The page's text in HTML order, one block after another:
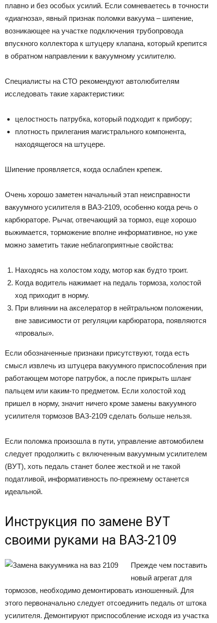
плавно и без особых усилий. Если сомневаетесь в точности
«диагноза», явный признак поломки вакуума – шипение,
возникающее на участке подключения трубопровода
впускного коллектора к штуцеру клапана, который крепится
в обратном направлении к вакуумному усилителю.
Специалисты на СТО рекомендуют автолюбителям
исследовать такие характеристики:
целостность патрубка, который подходит к прибору;
плотность прилегания магистрального компонента,
находящегося на штуцере.
Шипение проявляется, когда ослаблен крепеж.
Очень хорошо заметен начальный этап неисправности
вакуумного усилителя в ВАЗ-2109, особенно когда речь о
карбюраторе. Рычаг, отвечающий за тормоз, еще хорошо
выжимается, торможение вполне информативное, но уже
можно заметить такие неблагоприятные свойства:
Находясь на холостом ходу, мотор как будто троит.
Когда водитель нажимает на педаль тормоза, холостой
ход приходит в норму.
При влиянии на акселератор в нейтральном положении,
вне зависимости от регуляции карбюратора, появляются
«провалы».
Если обозначенные признаки присутствуют, тогда есть
смысл извлечь из штуцера вакуумного приспособления при
работающем моторе патрубок, а после прикрыть шланг
пальцем или каким-то предметом. Если холостой ход
пришел в норму, значит ничего кроме замены вакуумного
усилителя тормозов ВАЗ-2109 сделать больше нельзя.
Если поломка произошла в пути, управление автомобилем
следует продолжить с включенным вакуумным усилителем
(ВУТ), хоть педаль станет более жесткой и не такой
податливой, информативность по-прежнему останется
идеальной.
Инструкция по замене ВУТ
своими руками на ВАЗ-2109
Прежде чем поставить
новый агрегат для
тормозов, необходимо демонтировать изношенный. Для
этого первоначально следует отсоединить педаль от штока
усилителя. Демонтируют приспособление исходя из участка